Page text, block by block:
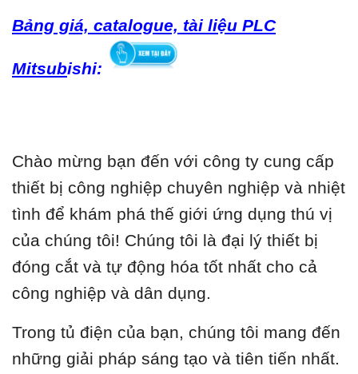
Bảng giá, catalogue, tài liệu PLC
Mitsubishi:
Chào mừng bạn đến với công ty cung cấp
thiết bị công nghiệp chuyên nghiệp và nhiệt
tình để khám phá thế giới ứng dụng thú vị
của chúng tôi! Chúng tôi là đại lý thiết bị
đóng cắt và tự động hóa tốt nhất cho cả
công nghiệp và dân dụng.
Trong tủ điện của bạn, chúng tôi mang đến
những giải pháp sáng tạo và tiên tiến nhất.